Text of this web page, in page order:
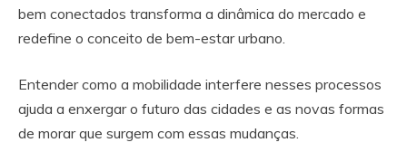
bem conectados transforma a dinâmica do mercado e
redefine o conceito de bem-estar urbano.
Entender como a mobilidade interfere nesses processos
ajuda a enxergar o futuro das cidades e as novas formas
de morar que surgem com essas mudanças.